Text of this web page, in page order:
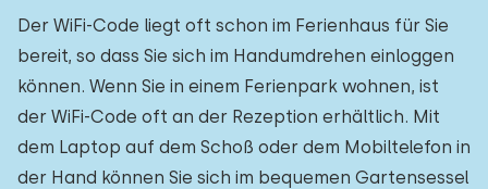
Der WiFi-Code liegt oft schon im Ferienhaus für Sie
bereit, so dass Sie sich im Handumdrehen einloggen
können. Wenn Sie in einem Ferienpark wohnen, ist
der WiFi-Code oft an der Rezeption erhältlich. Mit
dem Laptop auf dem Schoß oder dem Mobiltelefon in
der Hand können Sie sich im bequemen Gartensessel